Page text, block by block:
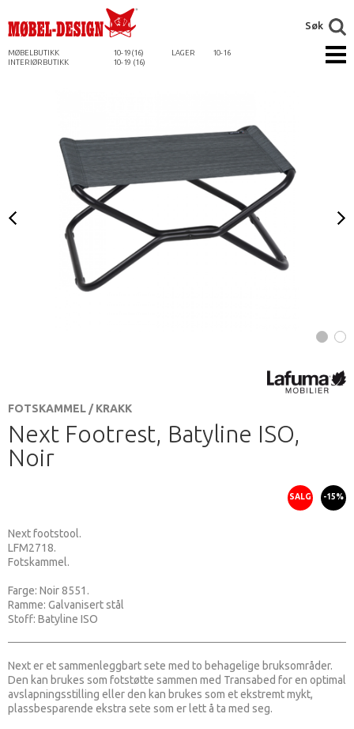
MØBELBUTIKK 10-19(16) LAGER
10-16
INTERIØRBUTIKK
10-19 (16)
Søk
FOTSKAMMEL / KRAKK
Next Footrest, Batyline ISO,
Noir
SALG -15%
Next footstool.
LFM2718.
Fotskammel.
Farge: Noir 8551.
Ramme: Galvanisert stål
Stoff: Batyline ISO
Next er et sammenleggbart sete med to behagelige bruksområder.
Den kan brukes som fotstøtte sammen med Transabed for en optimal
avslapningsstilling eller den kan brukes som et ekstremt mykt,
plassbesparende ekstra sete som er lett å ta med seg.